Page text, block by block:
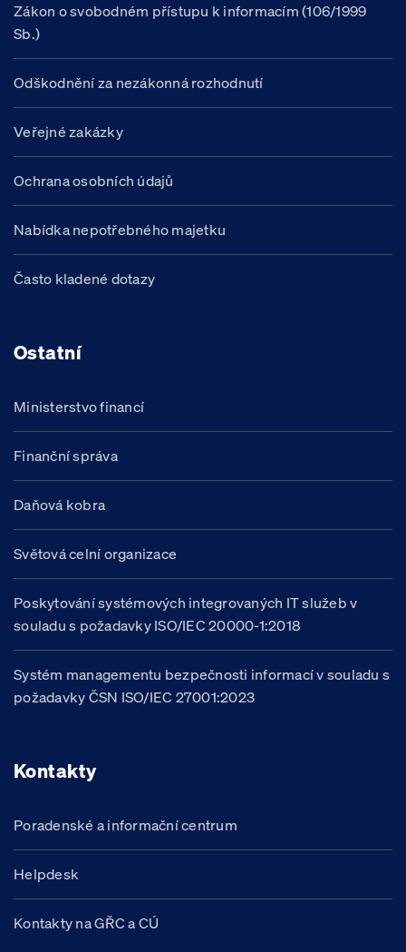
Zákon o svobodném přístupu k informacím (106/1999
Sb.)
Odškodnění za nezákonná rozhodnutí
Veřejné zakázky
Ochrana osobních údajů
Nabídka nepotřebného majetku
Často kladené dotazy
Ostatní
Ministerstvo financí
Finanční správa
Daňová kobra
Světová celní organizace
Poskytování systémových integrovaných IT služeb v
souladu s požadavky ISO/IEC 20000-1:2018
Systém managementu bezpečnosti informací v souladu s
požadavky ČSN ISO/IEC 27001:2023
Kontakty
Poradenské a informační centrum
Helpdesk
Kontakty na GŘC a CÚ